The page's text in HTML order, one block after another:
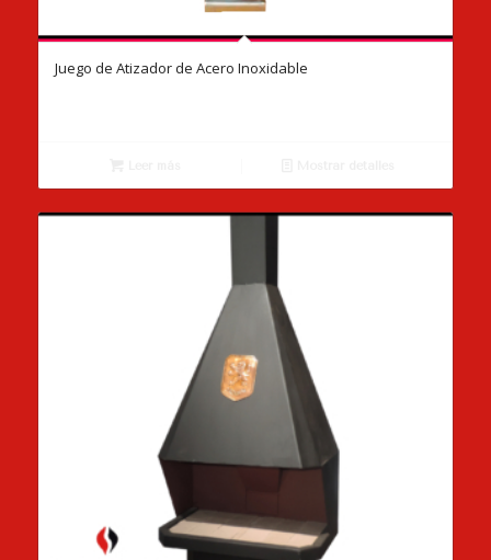
Juego de Atizador de Acero Inoxidable